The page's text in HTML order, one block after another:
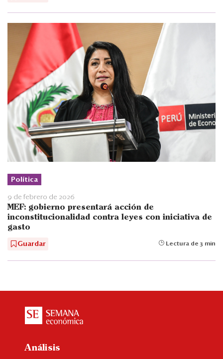
Política
9 de febrero de 2026
MEF: gobierno presentará acción de
inconstitucionalidad contra leyes con iniciativa de
gasto
Guardar Lectura de 3 min
Análisis